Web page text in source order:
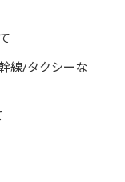
線/タクシーな